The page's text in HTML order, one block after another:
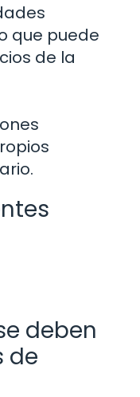
que puede
de la
deben
de